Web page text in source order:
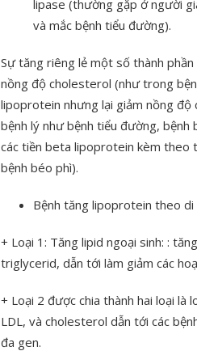
lipase (thường gặp ở người
và mắc bệnh tiểu đường).
Sự tăng riêng lẻ một số thành
nồng độ cholesterol (như trong
lipoprotein nhưng lại giảm nồng
bệnh lý như bệnh tiểu đường, bệnh
các tiền beta lipoprotein kèm theo
bệnh béo phì).
Bệnh tăng lipoprotein theo
+ Loại 1: Tăng lipid ngoại sinh: :
triglycerid, dẫn tới làm giảm các
+ Loại 2 được chia thành hai loại là
LDL, và cholesterol dẫn tới các
đa gen.